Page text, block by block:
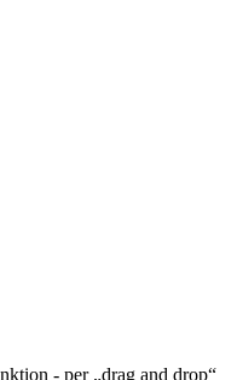
- per „drag and drop“